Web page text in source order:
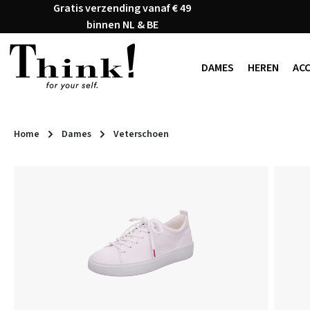
de hoofdinhoud
Ga naar de zoekopdracht
Ga naar de hoofdnavigatie
Gratis verzending vanaf € 49
binnen NL & BE
DAMES HEREN
Home Dames Veterschoen